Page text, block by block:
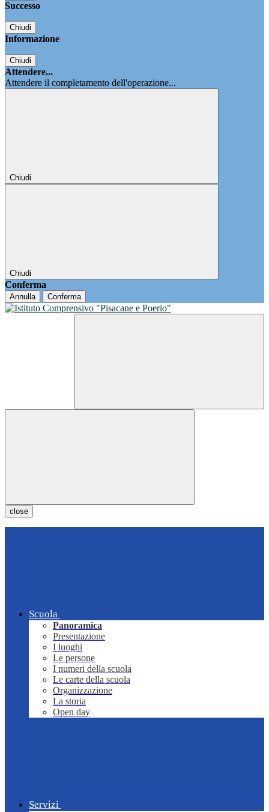
Successo
Chiudi
Informazione
Chiudi
Attendere...
Attendere il completamento dell'operazione...
Chiudi
Chiudi
Conferma
Annulla Conferma
close
Scuola
Panoramica
Presentazione
I luoghi
Le persone
I numeri della scuola
Le carte della scuola
Organizzazione
La storia
Open day
Servizi